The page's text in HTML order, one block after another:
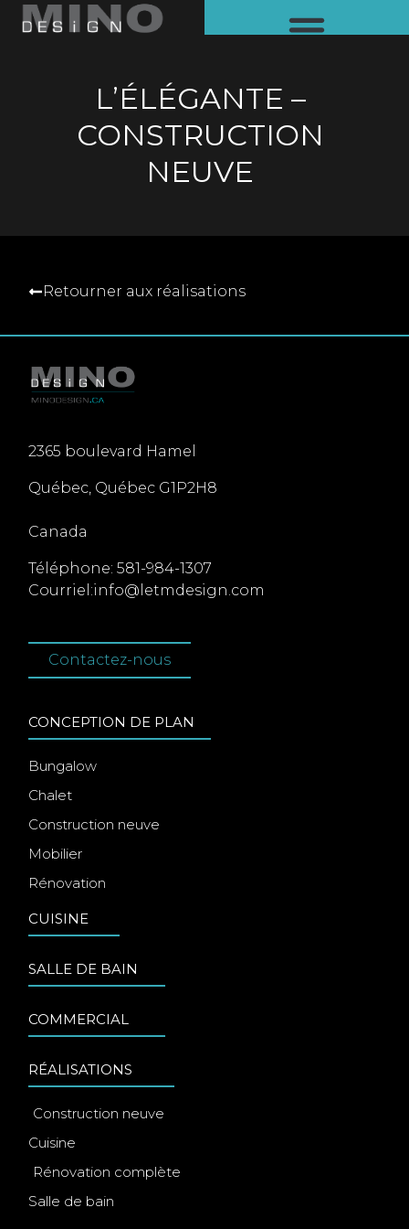
L’ÉLÉGANTE –
CONSTRUCTION
NEUVE
Retourner aux réalisations
2365 boulevard Hamel
Québec, Québec G1P2H8
Canada
Téléphone:581-984-1307
Courriel:info@letmdesign.com
Contactez-nous
CONCEPTION DE PLAN
Bungalow
Chalet
Construction neuve
Mobilier
Rénovation
CUISINE
SALLE DE BAIN
COMMERCIAL
RÉALISATIONS
Construction neuve
Cuisine
Rénovation complète
Salle de bain